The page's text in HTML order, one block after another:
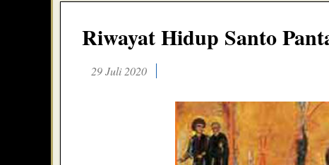
Riwayat Hidup Santo
29 Juli 2020